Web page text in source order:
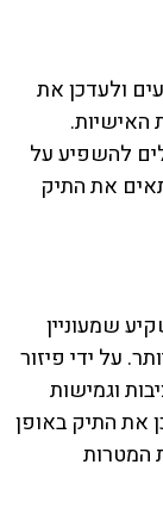
ולעדכן את
האישיות.
להשפיע על
את התיק
שמעוניין
על ידי פיזור
וגמישות
את התיק באופן
המטרות